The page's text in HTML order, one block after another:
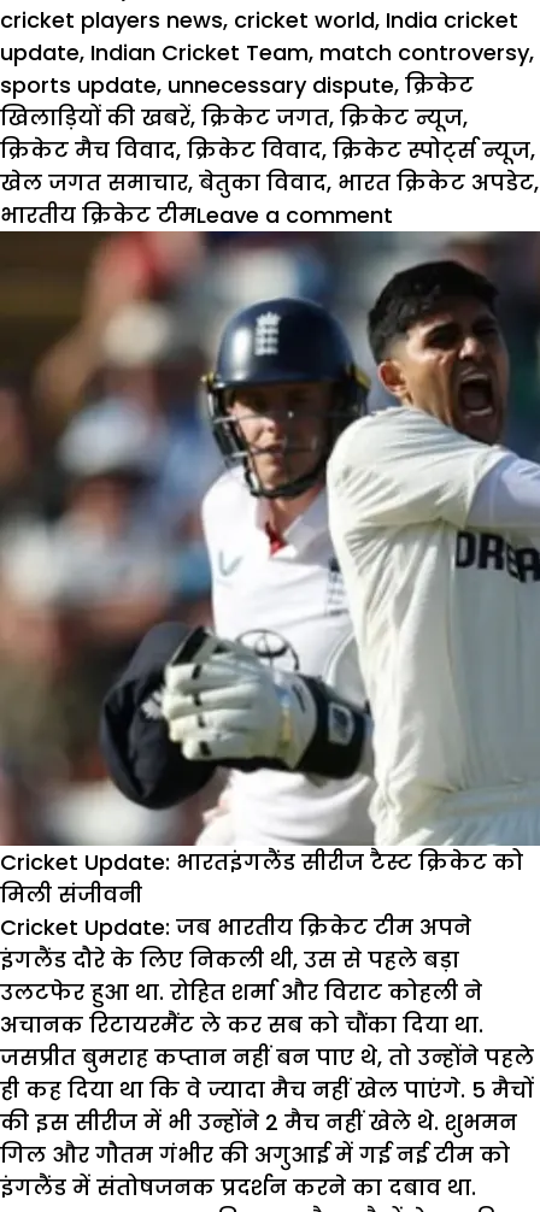
cricket players news, cricket world, India cricket
update, Indian Cricket Team, match controversy,
sports update, unnecessary dispute, क्रिकेट
खिलाड़ियों की खबरें, क्रिकेट जगत, क्रिकेट न्यूज,
क्रिकेट मैच विवाद, क्रिकेट विवाद, क्रिकेट स्पोर्ट्स न्यूज,
खेल जगत समाचार, बेतुका विवाद, भारत क्रिकेट अपडेट,
भारतीय क्रिकेट टीमLeave a comment
Cricket
News:
खेल
पर
भारी
रहा
बेतुका
विवाद
Cricket Update: भारतइंगलैंड सीरीज टैस्ट क्रिकेट को
मिली संजीवनी
Cricket Update: जब भारतीय क्रिकेट टीम अपने
इंगलैंड दौरे के लिए निकली थी, उस से पहले बड़ा
उलटफेर हुआ था. रोहित शर्मा और विराट कोहली ने
अचानक रिटायरमैंट ले कर सब को चौंका दिया था.
जसप्रीत बुमराह कप्तान नहीं बन पाए थे, तो उन्होंने पहले
ही कह दिया था कि वे ज्यादा मैच नहीं खेल पाएंगे. 5 मैचों
की इस सीरीज में भी उन्होंने 2 मैच नहीं खेले थे. शुभमन
गिल और गौतम गंभीर की अगुआई में गई नई टीम को
इंगलैंड में संतोषजनक प्रदर्शन करने का दबाव था.